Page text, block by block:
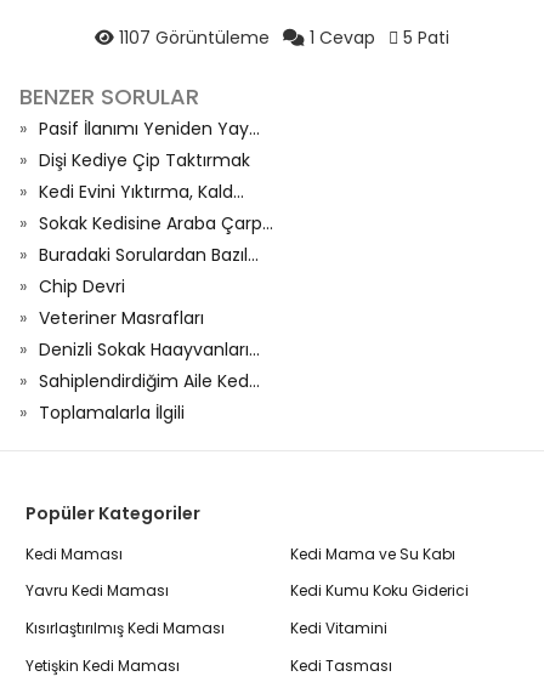
1107 Görüntüleme 1 Cevap 5 Pati
BENZER SORULAR
Pasif İlanımı Yeniden Yay...
Dişi Kediye Çip Taktırmak
Kedi Evini Yıktırma, Kald...
Sokak Kedisine Araba Çarp...
Buradaki Sorulardan Bazıl...
Chip Devri
Veteriner Masrafları
Denizli Sokak Haayvanları...
Sahiplendirdiğim Aile Ked...
Toplamalarla İlgili
Popüler Kategoriler
Kedi Maması
Yavru Kedi Maması
Kısırlaştırılmış Kedi Maması
Yetişkin Kedi Maması
Kedi Mama ve Su Kabı
Kedi Kumu Koku Giderici
Kedi Vitamini
Kedi Tasması